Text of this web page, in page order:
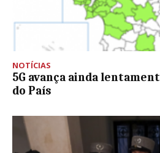
NOTÍCIAS
5G avança ainda
do País